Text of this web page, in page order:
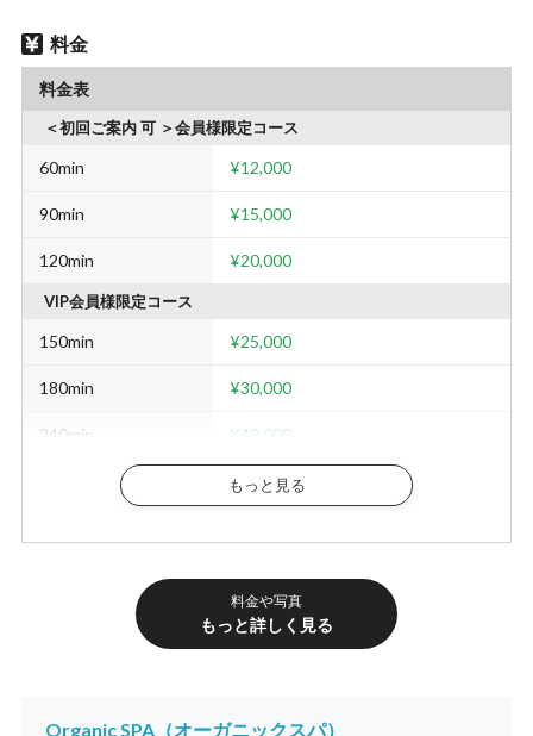
料金
料金表
＜初回ご案内 可 ＞会員様限定コース
60min ¥12,000
90min ¥15,000
120min ¥20,000
VIP会員様限定コース
150min ¥25,000
180min ¥30,000
240min ¥40,000
オプション料金
もっと見る
料金や写真
もっと詳しく見る
Organic SPA（オーガニックスパ）